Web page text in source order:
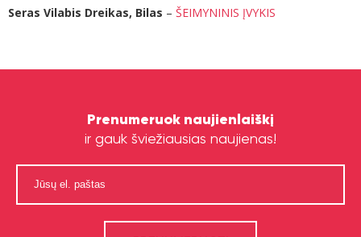
Seras Vilabis Dreikas, Bilas – ŠEIMYNINIS ĮVYKIS
Prenumeruok naujienlaiškį
ir gauk šviežiausias naujienas!